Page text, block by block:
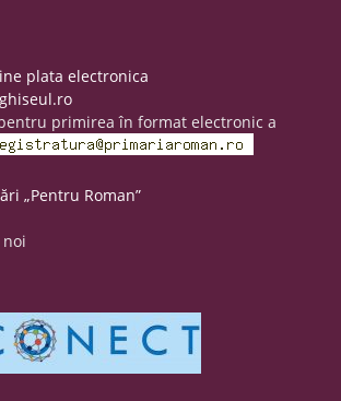
plata electronica
primirea în format electronic a
„Pentru Roman”
noi